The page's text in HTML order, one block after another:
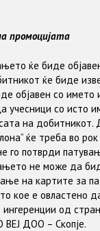
промоцијата
ќе биде
ќе биде
објавен со името
учесници со исто
на добитникот.
ќе треба во
го потврди
не може да
на картите за
кое е овластено
од
ДОО – Скопје.